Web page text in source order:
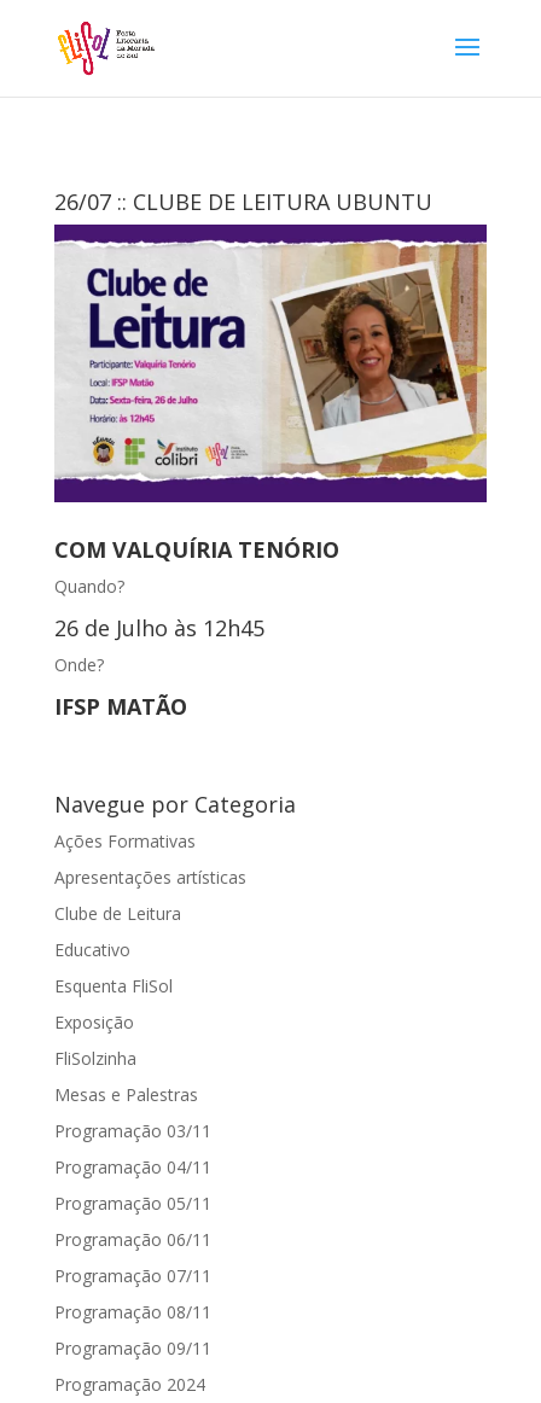
26/07 :: CLUBE DE LEITURA UBUNTU
COM VALQUÍRIA TENÓRIO
Quando?
26 de Julho às 12h45
Onde?
IFSP MATÃO
Navegue por Categoria
Ações Formativas
Apresentações artísticas
Clube de Leitura
Educativo
Esquenta FliSol
Exposição
FliSolzinha
Mesas e Palestras
Programação 03/11
Programação 04/11
Programação 05/11
Programação 06/11
Programação 07/11
Programação 08/11
Programação 09/11
Programação 2024